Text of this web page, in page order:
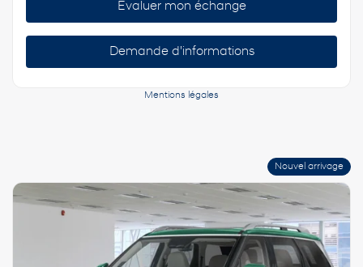
Évaluer mon échange
Demande d'informations
Mentions légales
Nouvel arrivage